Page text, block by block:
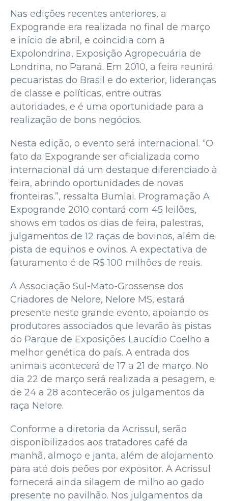
Nas edições recentes anteriores, a
Expogrande era realizada no final de março
e início de abril, e coincidia com a
Expolondrina, Exposição Agropecuária de
Londrina, no Paraná. Em 2010, a feira reunirá
pecuaristas do Brasil e do exterior, lideranças
de classe e políticas, entre outras
autoridades, e é uma oportunidade para a
realização de bons negócios.
Nesta edição, o evento será internacional. “O
fato da Expogrande ser oficializada como
internacional dá um destaque diferenciado à
feira, abrindo oportunidades de novas
fronteiras.”, ressalta Bumlai. Programação A
Expogrande 2010 contará com 45 leilões,
shows em todos os dias de feira, palestras,
julgamentos de 12 raças de bovinos, além de
pista de equinos e ovinos. A expectativa de
faturamento é de R$ 100 milhões de reais.
A Associação Sul-Mato-Grossense dos
Criadores de Nelore, Nelore MS, estará
presente neste grande evento, apoiando os
produtores associados que levarão às pistas
do Parque de Exposições Laucídio Coelho a
melhor genética do país. A entrada dos
animais acontecerá de 17 a 21 de março. No
dia 22 de março será realizada a pesagem, e
de 24 a 28 acontecerão os julgamentos da
raça Nelore.
Conforme a diretoria da Acrissul, serão
disponibilizados aos tratadores café da
manhã, almoço e janta, além de alojamento
para até dois peões por expositor. A Acrissul
fornecerá ainda silagem de milho ao gado
presente no pavilhão. Nos julgamentos da